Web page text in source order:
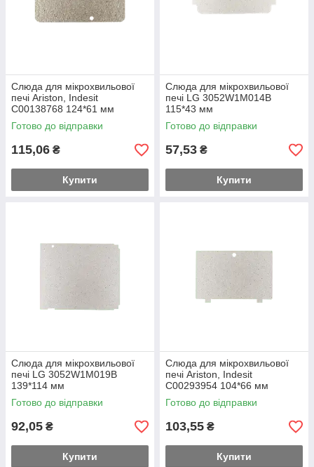
Слюда для мікрохвильової
печі Ariston, Indesit
C00138768 124*61 мм
Готово до відправки
115,06 ₴
Купити
Слюда для мікрохвильової
печі LG 3052W1M014B
115*43 мм
Готово до відправки
57,53 ₴
Купити
Слюда для мікрохвильової
печі LG 3052W1M019B
139*114 мм
Готово до відправки
92,05 ₴
Купити
Слюда для мікрохвильової
печі Ariston, Indesit
C00293954 104*66 мм
Готово до відправки
103,55 ₴
Купити